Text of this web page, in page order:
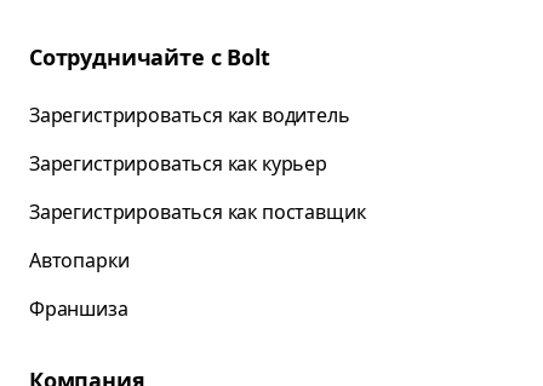
Сотрудничайте с Bolt
Зарегистрироваться как водитель
Зарегистрироваться как курьер
Зарегистрироваться как поставщик
Автопарки
Франшиза
Компания